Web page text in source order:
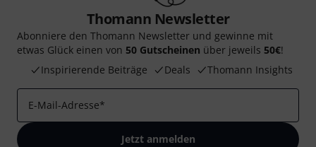
Thomann Newsletter
Abonniere den Thomann Newsletter und gewinne mit
etwas Glück einen von 50 Gutscheinen über jeweils 50€!
Inspirierende Beiträge
Deals Thomann Insights
E-Mail-Adresse*
Jetzt anmelden